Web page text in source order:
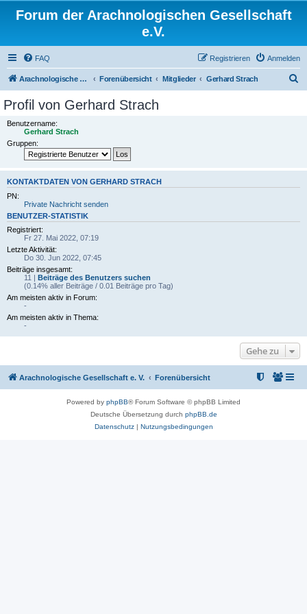
Forum der Arachnologischen Gesellschaft
e.V.
FAQ Anmelden
Registrieren
Arachnologische Gesellschaft e. V. Forenübersicht Mitglieder Gerhard Strach
Profil von Gerhard Strach
Benutzername:
Gerhard Strach
Gruppen:
KONTAKTDATEN VON GERHARD STRACH
PN:
Private Nachricht senden
BENUTZER-STATISTIK
Registriert:
Fr 27. Mai 2022, 07:19
Letzte Aktivität:
Do 30. Jun 2022, 07:45
Beiträge insgesamt:
11 | Beiträge des Benutzers suchen
(0.14% aller Beiträge / 0.01 Beiträge pro Tag)
Am meisten aktiv in Forum:
-
Am meisten aktiv in Thema:
-
Gehe zu
Arachnologische Gesellschaft e. V. Forenübersicht
Powered by phpBB® Forum Software © phpBB Limited
Deutsche Übersetzung durch phpBB.de
Datenschutz| Nutzungsbedingungen